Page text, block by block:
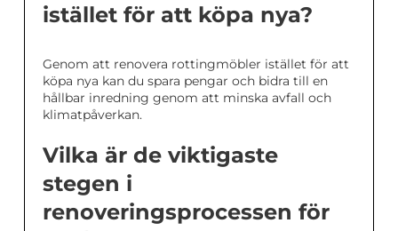
istället för att köpa nya?
Genom att renovera rottingmöbler istället för att
köpa nya kan du spara pengar och bidra till en
hållbar inredning genom att minska avfall och
klimatpåverkan.
Vilka är de viktigaste
stegen i
renoveringsprocessen för